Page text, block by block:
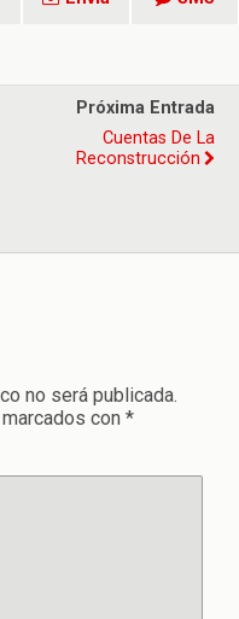
Próxima Entrada
Cuentas De La
Reconstrucción
no será publicada.
con *